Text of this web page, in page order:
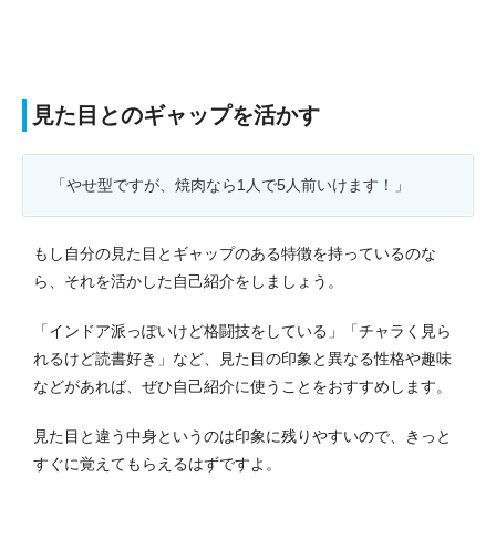
見た目とのギャップを活かす
「やせ型ですが、焼肉なら1人で5人前いけます！」
もし自分の見た目とギャップのある特徴を持っているのな
ら、それを活かした自己紹介をしましょう。
「インドア派っぽいけど格闘技をしている」「チャラく見ら
れるけど読書好き」など、見た目の印象と異なる性格や趣味
などがあれば、ぜひ自己紹介に使うことをおすすめします。
見た目と違う中身というのは印象に残りやすいので、きっと
すぐに覚えてもらえるはずですよ。